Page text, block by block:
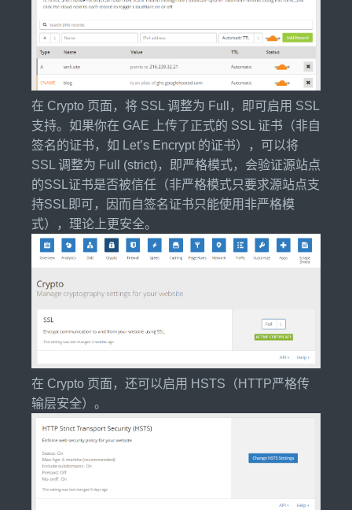
在 Crypto 页面，将 SSL 调整为 Full，即可启用 SSL
支持。如果你在 GAE 上传了正式的 SSL 证书（非自
签名的证书，如 Let’s Encrypt 的证书），可以将
SSL 调整为 Full (strict)，即严格模式，会验证源站点
的SSL证书是否被信任（非严格模式只要求源站点支
持SSL即可，因而自签名证书只能使用非严格模
式），理论上更安全。
在 Crypto 页面，还可以启用 HSTS（HTTP严格传
输层安全）。